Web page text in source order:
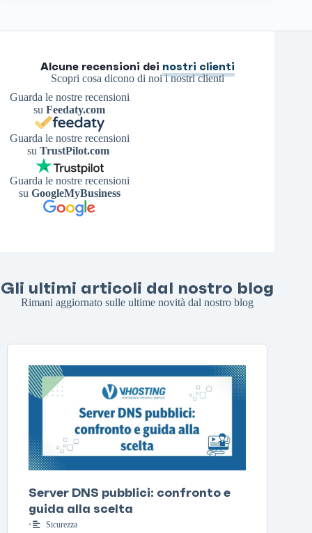
Alcune recensioni dei nostri clienti
Scopri cosa dicono di noi i nostri clienti
Guarda le nostre recensioni
suFeedaty.com
Guarda le nostre recensioni
su TrustPilot.com
Guarda le nostre recensioni
su GoogleMyBusiness
Gli ultimi articoli dal nostro blog
Rimani aggiornato sulle ultime novità dal nostro blog
Server DNS pubblici: confronto e
guida alla scelta
• Sicurezza